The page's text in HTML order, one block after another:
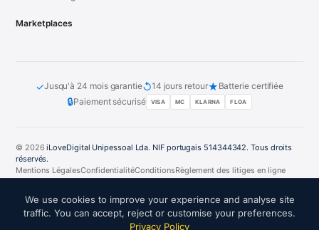
Marketplaces
✓Jusqu'à 24 mois garantie↺14 jours retour★ Batterie certifiée
🔒Paiement sécurisé VISA MC KLARNA FLOA
© 2026iLoveDigital Unipessoal Lda. NIF portugais 514344342. Tous droits
réservés.
Mentions LégalesConfidentialitéConditionsRèglement des litiges en ligne
PT DE ES FR IT
We use cookies to improve your experience and analyse site
traffic. You can accept, reject or customise your preferences.
Privacy Policy